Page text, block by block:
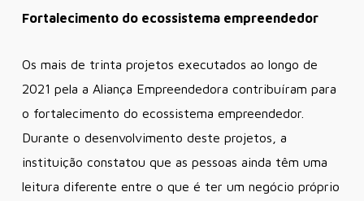
Fortalecimento do ecossistema empreendedor
Os mais de trinta projetos executados ao longo de
2021 pela a Aliança Empreendedora contribuíram para
o fortalecimento do ecossistema empreendedor.
Durante o desenvolvimento deste projetos, a
instituição constatou que as pessoas ainda têm uma
leitura diferente entre o que é ter um negócio próprio